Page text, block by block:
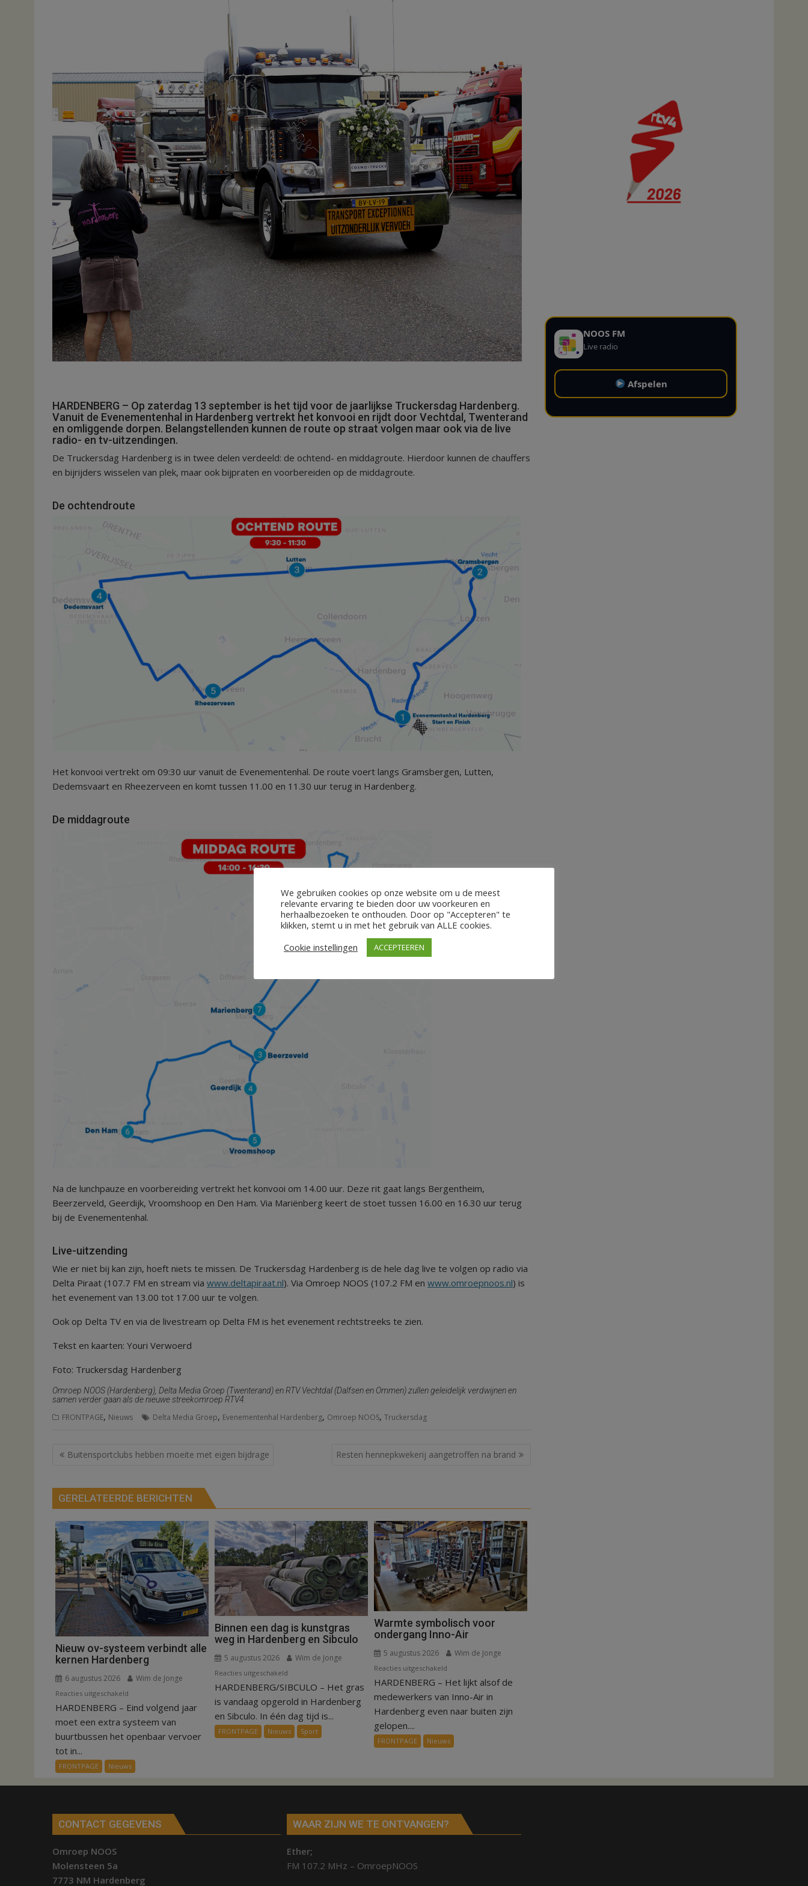
HARDENBERG – Op zaterdag 13 september is het tijd voor de jaarlijkse Truckersdag Hardenberg.
Vanuit de Evenementenhal in Hardenberg vertrekt het konvooi en rijdt door Vechtdal, Twenterand
en omliggende dorpen. Belangstellenden kunnen de route op straat volgen maar ook via de live
radio- en tv-uitzendingen.
De Truckersdag Hardenberg is in twee delen verdeeld: de ochtend- en middagroute. Hierdoor kunnen de chauffers
en bijrijders wisselen van plek, maar ook bijpraten en voorbereiden op de middagroute.
De ochtendroute
Het konvooi vertrekt om 09:30 uur vanuit de Evenementenhal. De route voert langs Gramsbergen, Lutten,
Dedemsvaart en Rheezerveen en komt tussen 11.00 en 11.30 uur terug in Hardenberg.
De middagroute
Na de lunchpauze en voorbereiding vertrekt het konvooi om 14.00 uur. Deze rit gaat langs Bergentheim,
Beerzerveld, Geerdijk, Vroomshoop en Den Ham. Via Mariënberg keert de stoet tussen 16.00 en 16.30 uur terug
bij de Evenementenhal.
Live-uitzending
Wie er niet bij kan zijn, hoeft niets te missen. De Truckersdag Hardenberg is de hele dag live te volgen op radio via
Delta Piraat (107.7 FM en stream via www.deltapiraat.nl). Via Omroep NOOS (107.2 FM en www.omroepnoos.nl) is
het evenement van 13.00 tot 17.00 uur te volgen.
Ook op Delta TV en via de livestream op Delta FM is het evenement rechtstreeks te zien.
Tekst en kaarten: Youri Verwoerd
Foto: Truckersdag Hardenberg
Omroep NOOS (Hardenberg), Delta Media Groep (Twenterand) en RTV Vechtdal (Dalfsen en Ommen) zullen geleidelijk verdwijnen en
samen verder gaan als de nieuwe streekomroep RTV4.
FRONTPAGE, Nieuws Delta Media Groep, Evenementenhal Hardenberg, Omroep NOOS, Truckersdag
Bericht
Buitensportclubs hebben moeite met eigen bijdrage Resten hennepkwekerij aangetroffen na brand
GERELATEERDE BERICHTEN
Nieuw ov-systeem verbindt alle
kernen Hardenberg
6 augustus 2026 Wim de Jonge
Reacties uitgeschakeld
Nieuw
ov-
systeem
alle
kernen
Hardenberg
HARDENBERG – Eind volgend jaar
moet een extra systeem van
buurtbussen het openbaar vervoer
tot in...
FRONTPAGE Nieuws
Binnen een dag is kunstgras
weg in Hardenberg en Sibculo
5 augustus 2026 Wim de Jonge
Reacties uitgeschakeld
Binnen
een
dag
is
kunstgras
HARDENBERG/SIBCULO – Het gras
is vandaag opgerold in Hardenberg
en Sibculo. In één dag tijd is...
FRONTPAGE Nieuws Sport
Warmte symbolisch voor
ondergang Inno-Air
5 augustus 2026 Wim de Jonge
Reacties uitgeschakeld
Warmte
symbolisch
Inno-
Air
HARDENBERG – Het lijkt alsof de
medewerkers van Inno-Air in
Hardenberg even naar buiten zijn
gelopen....
FRONTPAGE Nieuws
NOOS FM
Live radio
Afspelen
CONTACT GEGEVENS
Omroep NOOS
Molensteen 5a
7773 NM Hardenberg
WAAR ZIJN WE TE ONTVANGEN?
Ether;
FM 107.2 MHz – OmroepNOOS
We gebruiken cookies op onze website om u de meest
relevante ervaring te bieden door uw voorkeuren en
herhaalbezoeken te onthouden. Door op "Accepteren" te
klikken, stemt u in met het gebruik van ALLE cookies.
Cookie instellingen
ACCEPTEEREN